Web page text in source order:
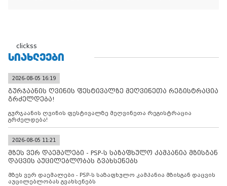
clickss
ᲡᲘᲐᲮᲚᲔᲔᲑᲘ
2026-08-05 16:19
გურჯაანის ღვინის ფესტივალზე მეღვინეთა რეგისტრაცია
გრძელდება!
გურჯაანის ღვინის ფესტივალზე მეღვინეთა რეგისტრაცია
გრძელდება!
2026-08-05 11:21
მზეს ვერ დაემალები - PSP-ს საზაფხულო კამპანია მზისგან
დაცვის აუცილებლობას გვახსენებს
მზეს ვერ დაემალები - PSP-ს საზაფხულო კამპანია მზისგან დაცვის
აუცილებლობას გვახსენებს